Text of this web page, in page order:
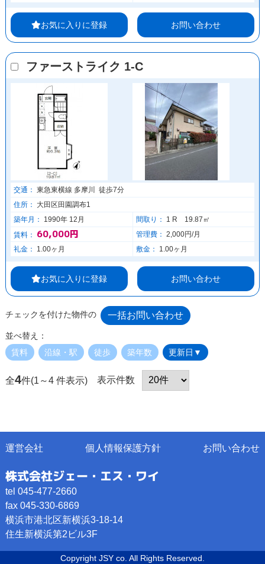
お気に入りに登録 お問い合わせ
ファーストライク 1-C
交通： 東急東横線 多摩川 徒歩7分
住所：
大田区田園調布1
築年月：
1990年 12月 間取り：
1 R 19.87㎡
賃料：
60,000円 管理費： 2,000円/月
礼金：
1.00ヶ月 敷金： 1.00ヶ月
お気に入りに登録 お問い合わせ
チェックを付けた物件の
並べ替え：
賃料
沿線・駅 徒歩 築年数 更新日▼
全4件(1～4 件表示) 表示件数
運営会社 個人情報保護方針 お問い合わせ
株式会社ジェー・エス・ワイ
tel 045-477-2660
fax 045-330-6869
横浜市港北区新横浜3-18-14
住生新横浜第2ビル3F
Copyright JSY co. All Rights Reserved.